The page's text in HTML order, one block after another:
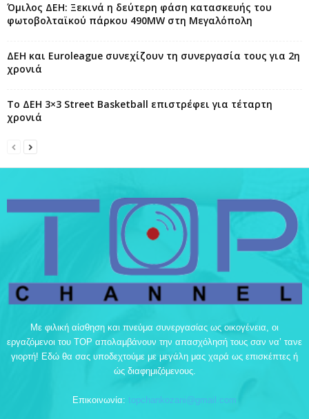
Όμιλος ΔΕΗ: Ξεκινά η δεύτερη φάση κατασκευής του
φωτοβολταϊκού πάρκου 490MW στη Μεγαλόπολη
ΔΕΗ και Euroleague συνεχίζουν τη συνεργασία τους για 2η
χρονιά
Το ΔΕΗ 3×3 Street Basketball επιστρέφει για τέταρτη
χρονιά
Με φιλική αίσθηση και πνεύμα συνεργασίας ως οικογένεια, οι
εργαζόμενοι του TOP απολαμβάνουν την απασχόλησή τους σαν να’ τανε
γιορτή! Εδώ θα σας υποδεχτούμε με μεγάλη μας χαρά ως επισκέπτες ή
ώς διαφημιζόμενους.
Επικοινωνία: topchankozani@gmail.com